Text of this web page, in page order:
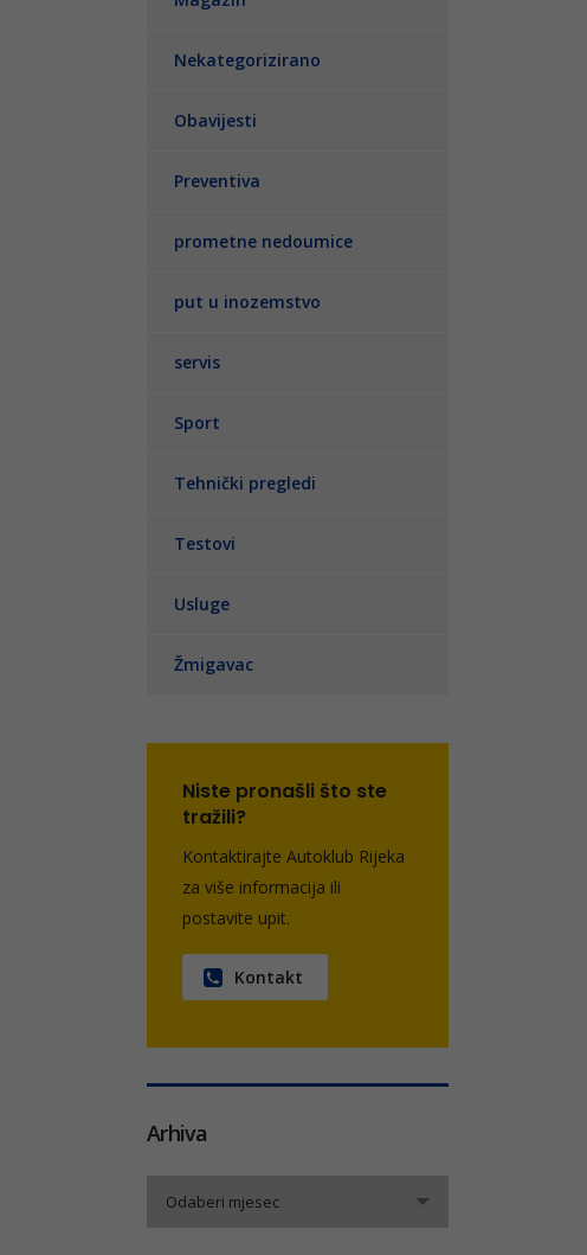
Nekategorizirano
Obavijesti
Preventiva
prometne nedoumice
put u inozemstvo
servis
Sport
Tehnički pregledi
Testovi
Usluge
Žmigavac
Niste pronašli što ste
tražili?
Kontaktirajte Autoklub Rijeka
za više informacija ili
postavite upit.
Kontakt
Arhiva
Odaberi mjesec